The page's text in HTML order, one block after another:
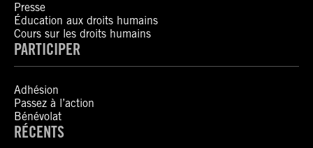
Presse
Éducation aux droits humains
Cours sur les droits humains
PARTICIPER
Adhésion
Passez à l’action
Bénévolat
RÉCENTS